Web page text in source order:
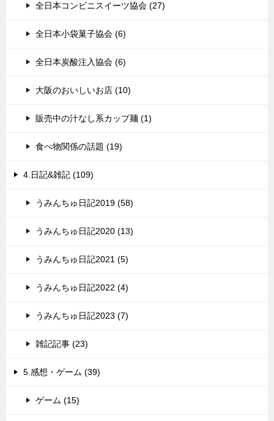
全日本コンビニスイーツ協会 (27)
全日本小袋菓子協会 (6)
全日本炭酸注入協会 (6)
大阪のおいしいお店 (10)
販売中の汁なし系カップ麺 (1)
食べ物関係の話題 (19)
4.日記&雑記 (109)
うみんちゅ日記2019 (58)
うみんちゅ日記2020 (13)
うみんちゅ日記2021 (5)
うみんちゅ日記2022 (4)
うみんちゅ日記2023 (7)
雑記記事 (23)
5.感想・ゲーム (39)
ゲーム (15)